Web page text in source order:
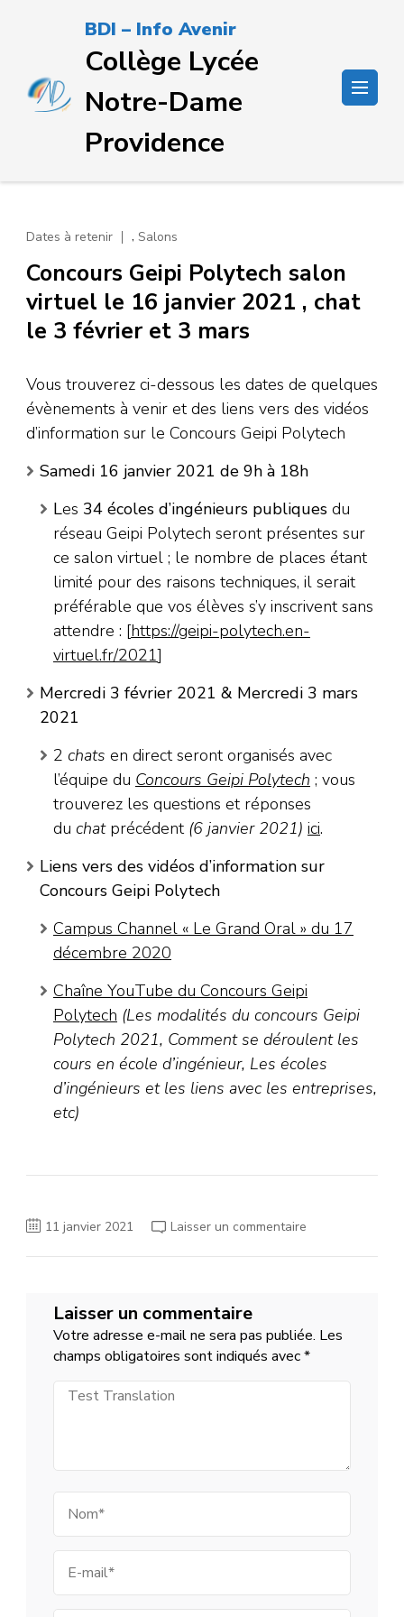
(Pressez
Entrée)
BDI – Info Avenir
Collège Lycée
Notre-Dame
Providence
Dates à retenir , Salons
Concours Geipi Polytech salon
virtuel le 16 janvier 2021 , chat
le 3 février et 3 mars
Vous trouverez ci-dessous les dates de quelques
évènements à venir et des liens vers des vidéos
d’information sur le Concours Geipi Polytech
Samedi 16 janvier 2021 de 9h à 18h
Les 34 écoles d’ingénieurs publiques du
réseau Geipi Polytech seront présentes sur
ce salon virtuel ; le nombre de places étant
limité pour des raisons techniques, il serait
préférable que vos élèves s’y inscrivent sans
attendre : [https://geipi-polytech.en-
virtuel.fr/2021]
Mercredi 3 février 2021 & Mercredi 3 mars
2021
2 chats en direct seront organisés avec
l’équipe du Concours Geipi Polytech ; vous
trouverez les questions et réponses
du chatprécédent (6 janvier 2021) ici.
Liens vers des vidéos d’information sur
Concours Geipi Polytech
Campus Channel « Le Grand Oral » du 17
décembre 2020
Chaîne YouTube du Concours Geipi
Polytech (Les modalités du concours Geipi
Polytech 2021, Comment se déroulent les
cours en école d’ingénieur, Les écoles
d’ingénieurs et les liens avec les entreprises,
etc)
11 janvier 2021 Laisser un commentaire
janvier
2021
,
le
Laisser un commentaire
Votre adresse e-mail ne sera pas publiée. Les
champs obligatoires sont indiqués avec*
Test
mail